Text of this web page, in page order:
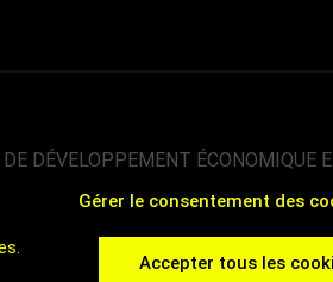
Gérer le consentement des
Accepter tous les
DE DÉVELOPPEMENT
HABITANTS
- INVEST IN ROUEN